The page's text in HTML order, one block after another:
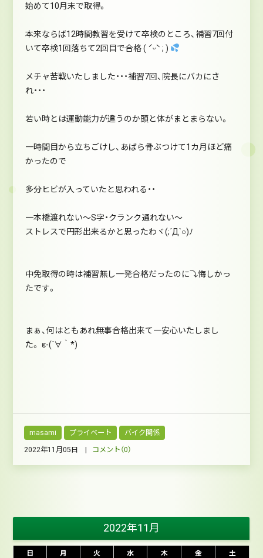
始めて10月末で取得。
本来ならば12時間教習を受けて卒検のところ、補習7回付
いて卒検1回落ちて2回目で合格 ( ˊᵕˋ ; )
メチャ苦戦いたしました・・・補習7回、院長にバカにさ
れ・・・
若い時とは運動能力が違うのか頭と体がまとまらない。
一時間目から立ちごけし、あばら骨ぶつけて1カ月ほど痛
かったので
多分ヒビが入っていたと思われる・・
一本橋渡れない～S字・クランク通れない～
ストレスで円形出来るかと思ったわヾ(;´Д`○)ﾉ
中免取得の時は補習無し一発合格だったのに⤵悔しかっ
たです。
まぁ、何はともあれ無事合格出来て一安心いたしまし
た。 ε-(´∀｀*)
masami プライベート バイク関係
2022年11月05日 | コメント（0）
2022年11月
日 月 火 水 木 金 土